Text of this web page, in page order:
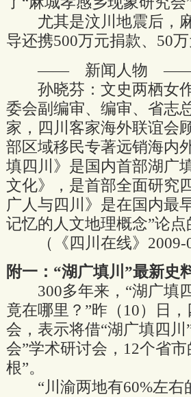
尤其是汶川地震后，麻
导还携500万元捐款、50
—— 新闻人物
孙晓芬：文史两栖女作
委会副编审、编审、省志
家，四川客家海外联谊会
部区域移民专著远销海内
填四川》是国内首部湖广
文化》，是首部全面研究
广人与四川》是在国内最
记忆的人文地理概念”论点
（《四川在线》2009-
附一：“湖广填川”最新
300多年来，“湖广填四
竟在哪里？”昨（10）日
会，表示将借“湖广填四
会”学术研讨会，12个省
根”。
“川渝两地有60%左右